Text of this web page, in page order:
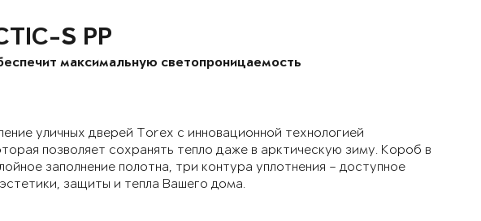
S PP
максимальную светопроницаемость
уличных дверей Torex с инновационной технологией
позволяет сохранять тепло даже в арктическую зиму. Короб в
заполнение полотна, три контура уплотнения – доступное
защиты и тепла Вашего дома.